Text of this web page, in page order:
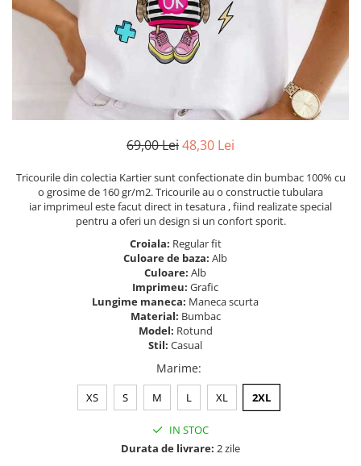
Tricouri Lips
Tricouri Love
Tricouri Mom
Tricouri Moon
Tricouri Paris
Tricouri Petrecerea Burlacitelor
Tricouri Pisici
Tricouri Retro
Tricouri Tattoo
Tricouri Toamna
Bluze Animale
Tricouri Japoneze
Tricouri Samurai
Tricouri Skull
Tricouri Sport
Tricouri Tattoo
Tricouri Oversize
Rap/Hip-Hop
Religious
69,00 Lei48,30 Lei
Tricourile din colectia Kartier sunt confectionate din bumbac 100% cu
o grosime de 160 gr/m2. Tricourile au o constructie tubulara
iar imprimeul este facut direct in tesatura , fiind realizate special
pentru a oferi un design si un confort sporit.
Croiala: Regular fit
Culoare de baza: Alb
Culoare: Alb
Imprimeu: Grafic
Lungime maneca: Maneca scurta
Material: Bumbac
Model: Rotund
Stil: Casual
Marime:
XS S M L XL 2XL
IN STOC
Durata de livrare: 2 zile